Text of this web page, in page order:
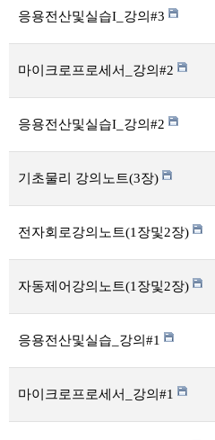
응용전산및실습I_강의#3
마이크로프로세서_강의#2
응용전산및실습I_강의#2
기초물리 강의노트(3장)
전자회로강의노트(1장및2장)
자동제어강의노트(1장및2장)
응용전산및실습_강의#1
마이크로프로세서_강의#1